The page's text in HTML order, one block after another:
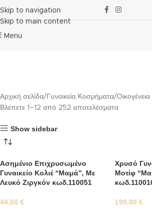
Skip to navigation
Skip to main content
Menu
Αρχική σελίδα Γυναικεία Κοσμήματα Οικογένεια
Βλέπετε 1–12 από 252 αποτελέσματα
Show sidebar
Ασημένιο Επιχρυσωμένο
Γυναικείο Κολιέ “Μαμά”, Με
Λευκό Ζιργκόν κωδ.110051
44,00 €
Χρυσό
Μοτίφ
199,00 €